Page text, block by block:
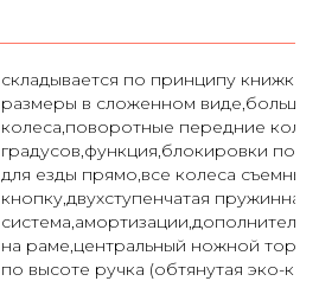
складывается по принципу
размеры в сложенном
колеса,поворотные передние
градусов,функция,блокировки
для езды прямо,все колеса
кнопку,двухступенчатая пружинная
на раме,центральный ножной
по высоте ручка (обтянутая эко-